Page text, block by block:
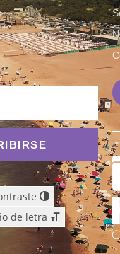
de letra